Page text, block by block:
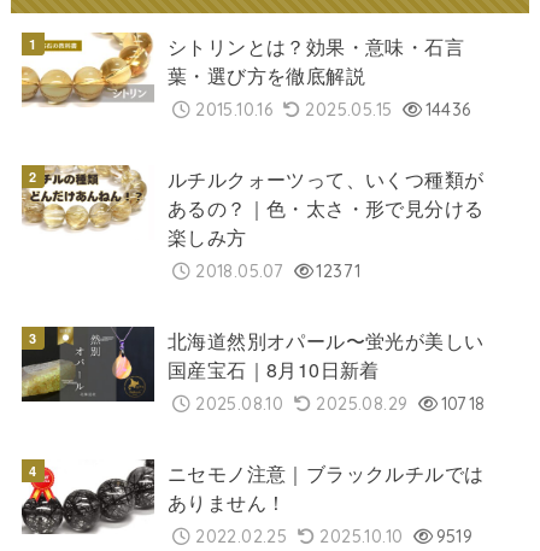
シトリンとは？効果・意味・石言
葉・選び方を徹底解説
2015.10.16 2025.05.15 14436
ルチルクォーツって、いくつ種類が
あるの？｜色・太さ・形で見分ける
楽しみ方
2018.05.07 12371
北海道然別オパール〜蛍光が美しい
国産宝石｜8月10日新着
2025.08.10 2025.08.29 10718
ニセモノ注意｜ブラックルチルでは
ありません！
2022.02.25 2025.10.10 9519